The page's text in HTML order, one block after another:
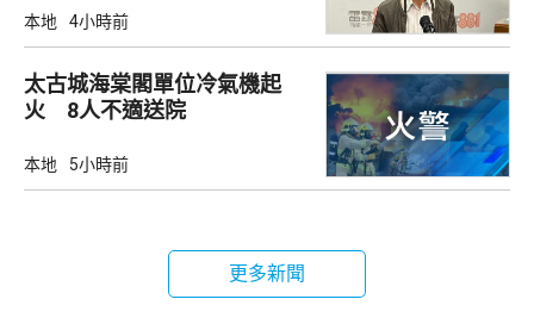
本地 4小時前
太古城海棠閣單位冷氣機起
火 8人不適送院
本地 5小時前
更多新聞